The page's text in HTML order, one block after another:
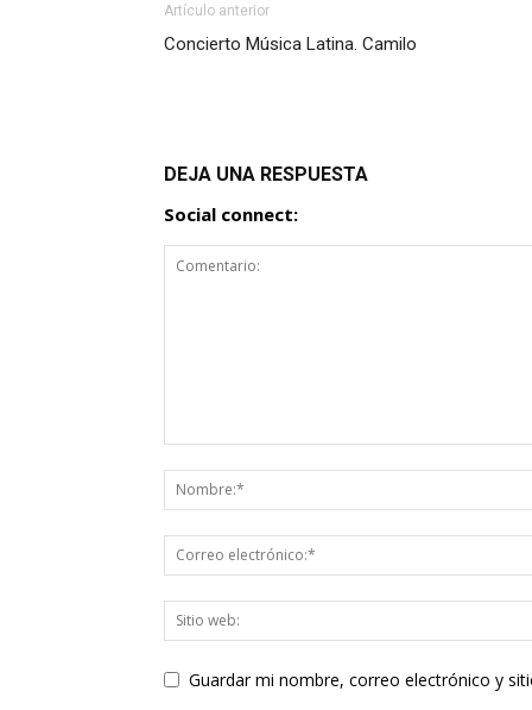
Artículo anterior
Concierto Música Latina. Camilo
DEJA UNA RESPUESTA
Social connect:
Guardar mi nombre, correo electrónico y